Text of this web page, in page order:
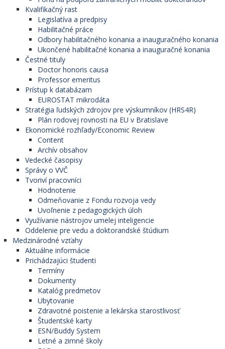
Kvalifikačný rast
Legislatíva a predpisy
Habilitačné práce
Odbory habilitačného konania a inauguračného konania
Ukončené habilitačné konania a inauguračné konania
Čestné tituly
Doctor honoris causa
Professor emeritus
Prístup k databázam
EUROSTAT mikrodáta
Stratégia ľudských zdrojov pre výskumníkov (HRS4R)
Plán rodovej rovnosti na EU v Bratislave
Ekonomické rozhľady/Economic Review
Content
Archív obsahov
Vedecké časopisy
Správy o VVČ
Tvoriví pracovníci
Hodnotenie
Odmeňovanie z Fondu rozvoja vedy
Uvoľnenie z pedagogických úloh
Využívanie nástrojov umelej inteligencie
Oddelenie pre vedu a doktorandské štúdium
Medzinárodné vzťahy
Aktuálne informácie
Prichádzajúci študenti
Termíny
Dokumenty
Katalóg predmetov
Ubytovanie
Zdravotné poistenie a lekárska starostlivosť
Študentské karty
ESN/Buddy System
Letné a zimné školy